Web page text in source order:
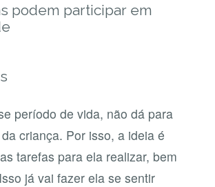
podem participar em
período de vida, não dá para
criança. Por isso, a ideia é
tarefas para ela realizar, bem
já vai fazer ela se sentir